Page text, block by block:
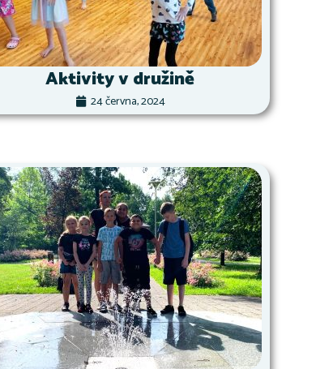
Aktivity v družině
24 června, 2024